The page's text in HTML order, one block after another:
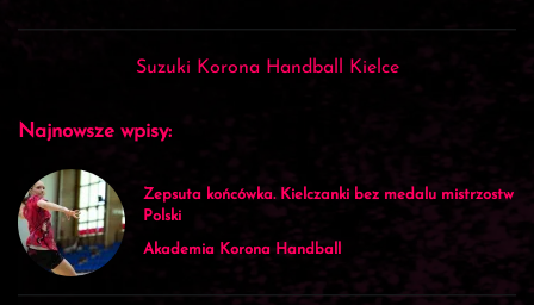
Suzuki Korona Handball Kielce
Najnowsze wpisy:
Zepsuta końcówka. Kielczanki bez medalu mistrzostw
Polski
Akademia Korona Handball